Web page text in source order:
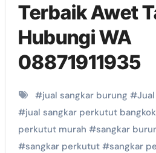
Terbaik Awet
Hubungi WA
08871911935
#jual sangkar burung #
#jual sangkar perkutut bangkok
perkutut murah #sangkar
#sangkar perkutut#sangkar